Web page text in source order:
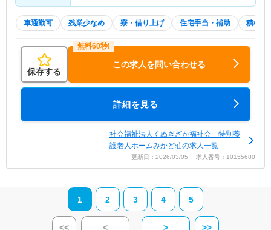
車通勤可 残業少なめ 寮・借り上げ 住宅手当・補助 積極採
保存する
この求人を問い合わせる
詳細を見る
社会福祉法人くぬぎざか福祉会 特別養
護老人ホームみかど荘の求人一覧
更新日：2026/03/05 求人番号：10155680
1 2 3 4 5
<< < > >>